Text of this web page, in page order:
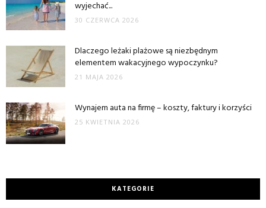
wyjechać...
30 CZERWCA 2026
Dlaczego leżaki plażowe są niezbędnym
elementem wakacyjnego wypoczynku?
21 MAJA 2026
Wynajem auta na firmę – koszty, faktury i korzyści
25 KWIETNIA 2026
KATEGORIE